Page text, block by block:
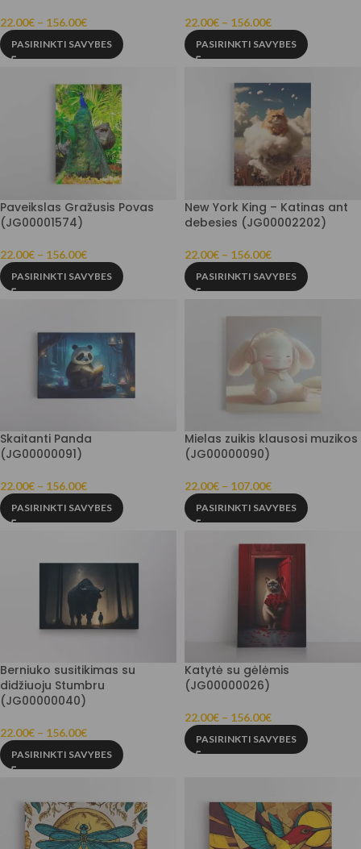
22.00€ – 156.00€
PASIRINKTI SAVYBES
22.00€ – 156.00€
PASIRINKTI SAVYBES
Paveikslas Gražusis Povas
(JG00001574)
22.00€ – 156.00€
PASIRINKTI SAVYBES
New York King – Katinas ant
debesies (JG00002202)
22.00€ – 156.00€
PASIRINKTI SAVYBES
Skaitanti Panda
(JG00000091)
22.00€ – 156.00€
PASIRINKTI SAVYBES
Mielas zuikis klausosi muzikos
(JG00000090)
22.00€ – 107.00€
PASIRINKTI SAVYBES
Berniuko susitikimas su
didžiuoju Stumbru
(JG00000040)
22.00€ – 156.00€
PASIRINKTI SAVYBES
Katytė su gėlėmis
(JG00000026)
22.00€ – 156.00€
PASIRINKTI SAVYBES